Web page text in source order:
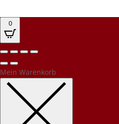
0
Mein Warenkorb
Kundenbewertungen und Erfahrungen zu
PEC Party-Event-Catering